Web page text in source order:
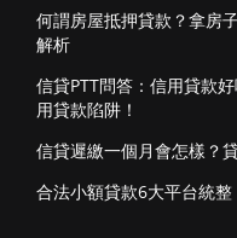
何謂房屋抵押貸款？拿房
解析
信貸PTT問答：信用貸款
用貸款陷阱！
信貸遲繳一個月會怎樣？
合法小額貸款6大平台統整